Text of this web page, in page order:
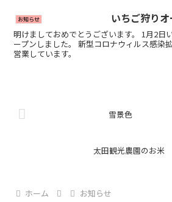
お知らせ いちご狩りオ
明けましておめでとうございます。 1月2日
ープンしました。 新型コロナウィルス感染
営業しています。
雪景色
太田観光農園のお米
ホーム お知らせ